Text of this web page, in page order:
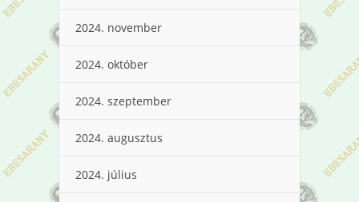
2024. november
2024. október
2024. szeptember
2024. augusztus
2024. július